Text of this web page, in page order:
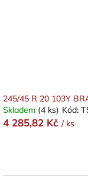
245/45 R 20 103Y
Skladem (4 ks) Kód:
4 285,82 Kč / ks